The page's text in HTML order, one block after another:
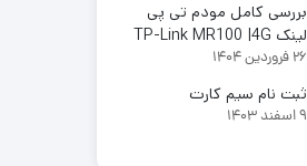
بررسی کامل مودم تی پی
لینک TP-Link MR100 |4G
LTE
26 فروردین 1404
ثبت نام سیم کارت
9 اسفند 1403